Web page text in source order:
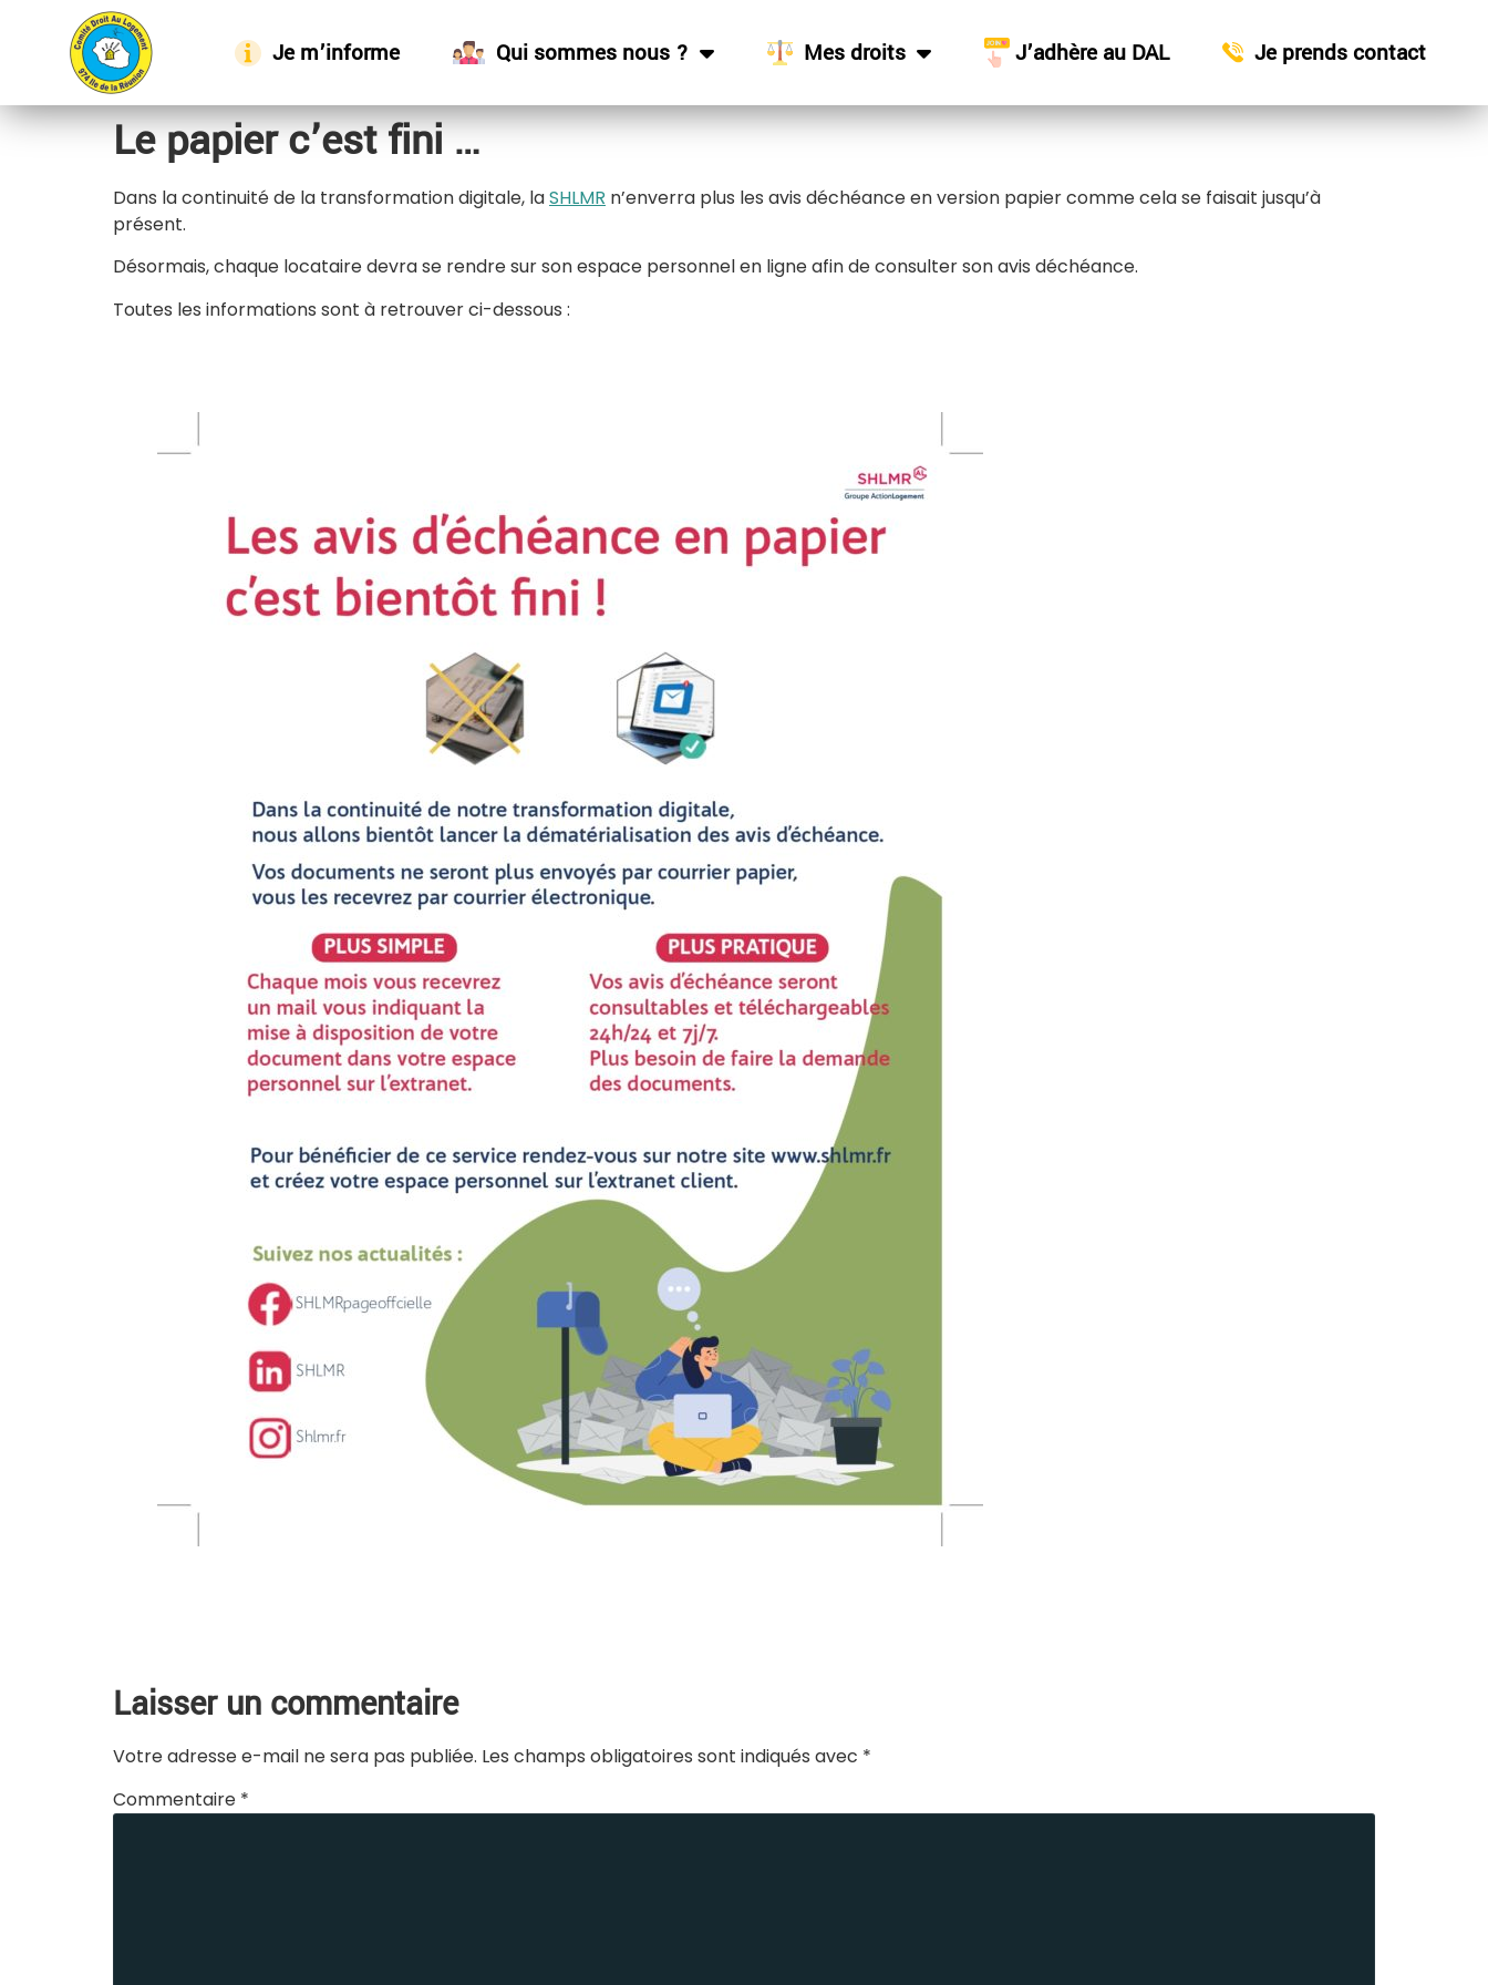
Je m’informe Qui sommes nous ? Mes droits J’adhère au DAL Je prends contact
Le papier c’est fini …
Dans la continuité de la transformation digitale, laSHLMR n’enverra plus les avis déchéance en version papier comme cela se faisait jusqu’à
présent.
Désormais, chaque locataire devra se rendre sur son espace personnel en ligne afin de consulter son avis déchéance.
Toutes les informations sont à retrouver ci-dessous :
Laisser un commentaire
Votre adresse e-mail ne sera pas publiée. Les champs obligatoires sont indiqués avec *
Commentaire *